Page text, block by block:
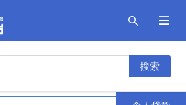


首页
贷款攻略
搜索